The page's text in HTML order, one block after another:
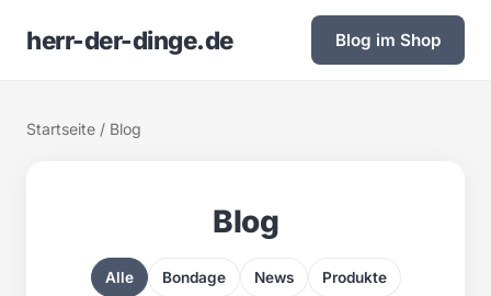
herr-der-dinge.de Blog im Shop
Startseite / Blog
Blog
Alle Bondage News Produkte